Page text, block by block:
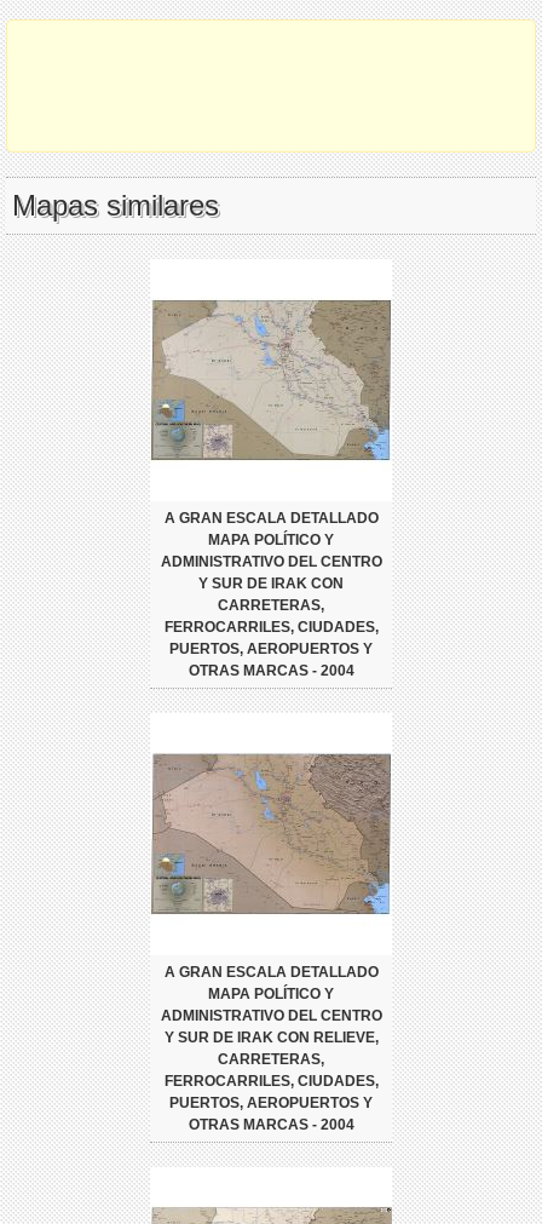
Mapas similares
A GRAN ESCALA DETALLADO
MAPA POLÍTICO Y
ADMINISTRATIVO DEL CENTRO
Y SUR DE IRAK CON
CARRETERAS,
FERROCARRILES, CIUDADES,
PUERTOS, AEROPUERTOS Y
OTRAS MARCAS - 2004
A GRAN ESCALA DETALLADO
MAPA POLÍTICO Y
ADMINISTRATIVO DEL CENTRO
Y SUR DE IRAK CON RELIEVE,
CARRETERAS,
FERROCARRILES, CIUDADES,
PUERTOS, AEROPUERTOS Y
OTRAS MARCAS - 2004